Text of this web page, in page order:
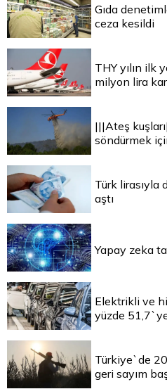
Gıda
ceza kesildi
THY yılın ilk
milyon lira
|||Ateş
söndürmek
Türk lirasıyla
aştı
Yapay zeka
Elektrikli ve
yüzde
Türkiye`de
geri sayım